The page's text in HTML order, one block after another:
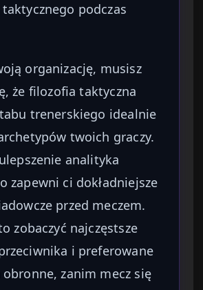
podczas
organizację, musisz
że filozofia taktyczna
trenerskiego idealnie
twoich graczy.
analityka
zapewni ci dokładniejsze
przed meczem.
zobaczyć najczęstsze
i preferowane
zanim mecz się